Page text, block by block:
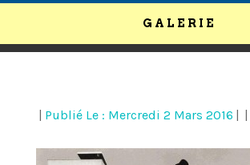
GALERIE
Publié Le : Mercredi 2 Mars 2016